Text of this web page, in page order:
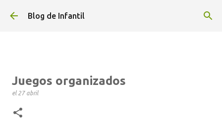
Ir al contenido principal
Blog de Infantil
Juegos organizados
el 27 abril